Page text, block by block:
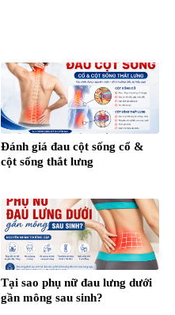
Đánh giá đau cột sống cổ &
cột sống thắt lưng
Tại sao phụ nữ đau lưng dưới
gần mông sau sinh?